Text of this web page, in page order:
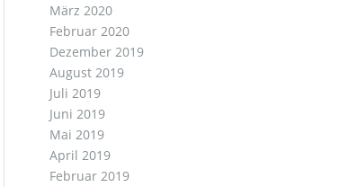
März 2020
Februar 2020
Dezember 2019
August 2019
Juli 2019
Juni 2019
Mai 2019
April 2019
Februar 2019